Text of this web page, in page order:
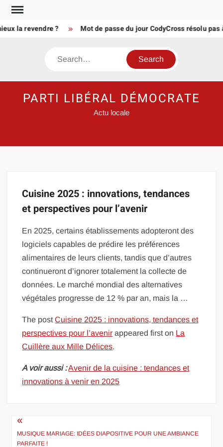
Skip
contentla revendre ? Mot de passe du jour CodyCross résolu pas
Search
PARTI LIBÉRAL DÉMOCRATE
Actu locale
Cuisine 2025 : innovations, tendances
et perspectives pour l’avenir
En 2025, certains établissements adopteront des
logiciels capables de prédire les préférences
alimentaires de leurs clients, tandis que d’autres
continueront d’ignorer totalement la collecte de
données. Le marché mondial des alternatives
végétales progresse de 12 % par an, mais la …
The postCuisine 2025 : innovations, tendances et
perspectives pour l’avenir appeared first on La
Cuillère aux Mille Délices.
A voir aussi :Avenir de la cuisine : tendances et
innovations à venir en 2025
Navigation
de
MUSIQUE MARIAGE: IDÉES DIAPOSITIVE POUR UNE AMBIANCE
PARFAITE !